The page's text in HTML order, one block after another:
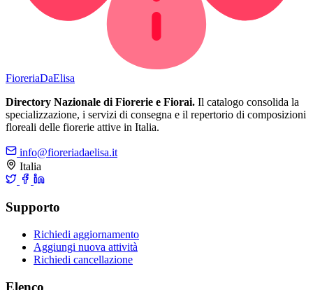
FioreriaDaElisa
Directory Nazionale di Fiorerie e Fiorai. Il catalogo consolida la
specializzazione, i servizi di consegna e il repertorio di composizioni
floreali delle fiorerie attive in Italia.
info@fioreriadaelisa.it
Italia
Supporto
Richiedi aggiornamento
Aggiungi nuova attività
Richiedi cancellazione
Elenco